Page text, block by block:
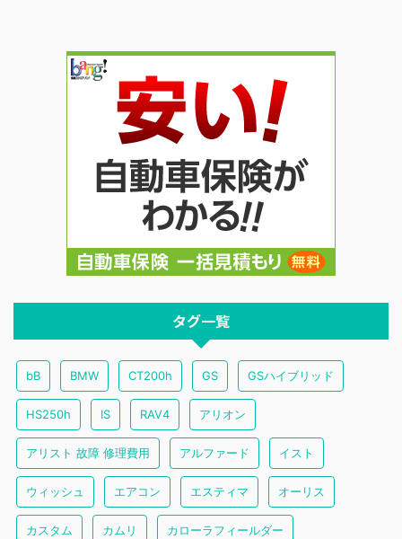
タグ一覧
bB BMW CT200h GS GSハイブリッド
HS250h IS RAV4 アリオン
アリスト 故障 修理費用 アルファード イスト
ウィッシュ エアコン エスティマ オーリス
カスタム カムリ カローラフィールダー